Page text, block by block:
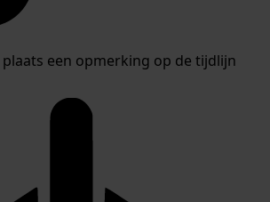
plaats een opmerking op de tijdlijn